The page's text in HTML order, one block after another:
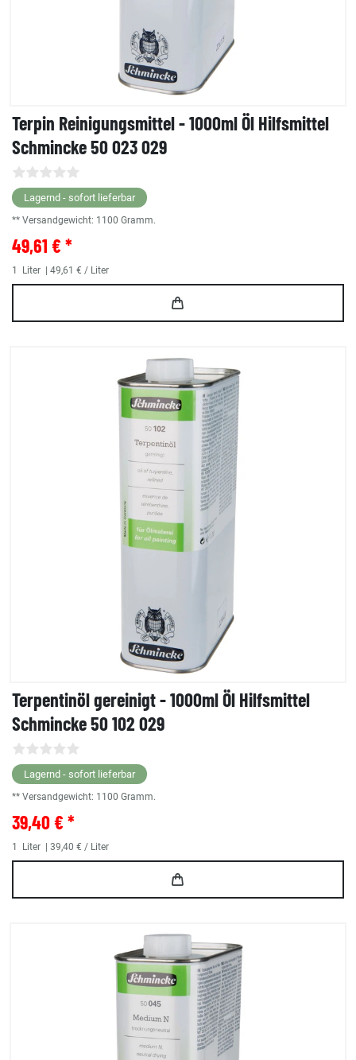
Terpin Reinigungsmittel - 1000ml Öl Hilfsmittel
Schmincke 50 023 029
Lagernd - sofort lieferbar
** Versandgewicht: 1100 Gramm.
49,61 € *
1 Liter | 49,61 € / Liter
Terpentinöl gereinigt - 1000ml Öl Hilfsmittel
Schmincke 50 102 029
Lagernd - sofort lieferbar
** Versandgewicht: 1100 Gramm.
39,40 € *
1 Liter | 39,40 € / Liter